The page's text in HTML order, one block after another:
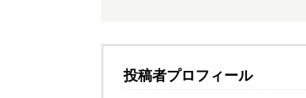
投稿者プロフィール